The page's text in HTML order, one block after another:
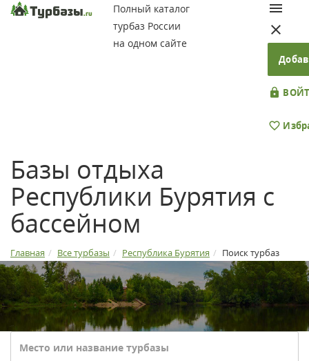
Полный каталог
турбаз России
на одном сайте
Базы отдыха
Республики Бурятия с
бассейном
Главная Все турбазы Республика Бурятия Поиск турбаз